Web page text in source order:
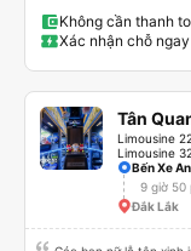
Không cần thanh
Xác nhận chỗ
Tân
Limousine
Limousine
Bến Xe
9 giờ 50
Đắk Lắk